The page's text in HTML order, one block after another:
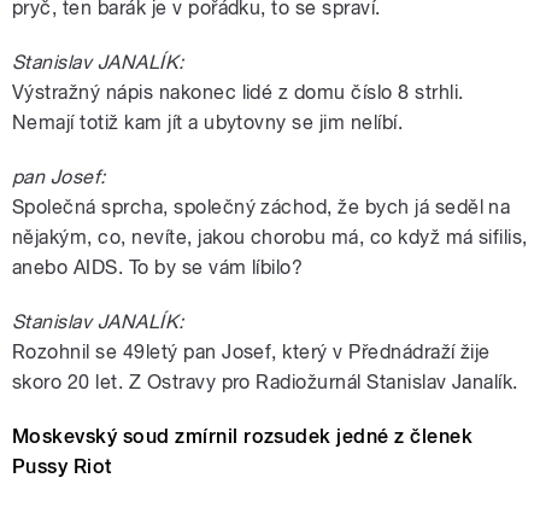
pryč, ten barák je v pořádku, to se spraví.
Stanislav JANALÍK:
Výstražný nápis nakonec lidé z domu číslo 8 strhli.
Nemají totiž kam jít a ubytovny se jim nelíbí.
pan Josef:
Společná sprcha, společný záchod, že bych já seděl na
nějakým, co, nevíte, jakou chorobu má, co když má sifilis,
anebo AIDS. To by se vám líbilo?
Stanislav JANALÍK:
Rozohnil se 49letý pan Josef, který v Přednádraží žije
skoro 20 let. Z Ostravy pro Radiožurnál Stanislav Janalík.
Moskevský soud zmírnil rozsudek jedné z členek
Pussy Riot